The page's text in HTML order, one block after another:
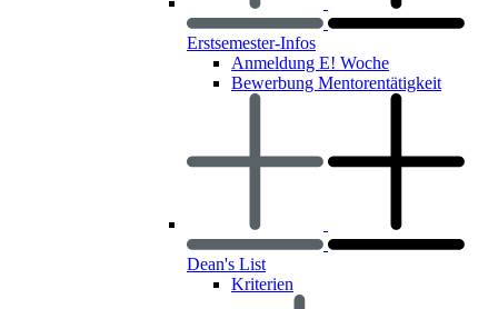
Erstsemester-Infos
Anmeldung E! Woche
Bewerbung Mentorentätigkeit
Dean's List
Kriterien